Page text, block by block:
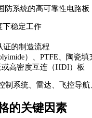
系统的高可靠性电路板
下稳定工作
证的制造流程
）、PTFE、陶瓷填
高密度互连（HDI）板
系统、雷达、飞控导航
的关键因素